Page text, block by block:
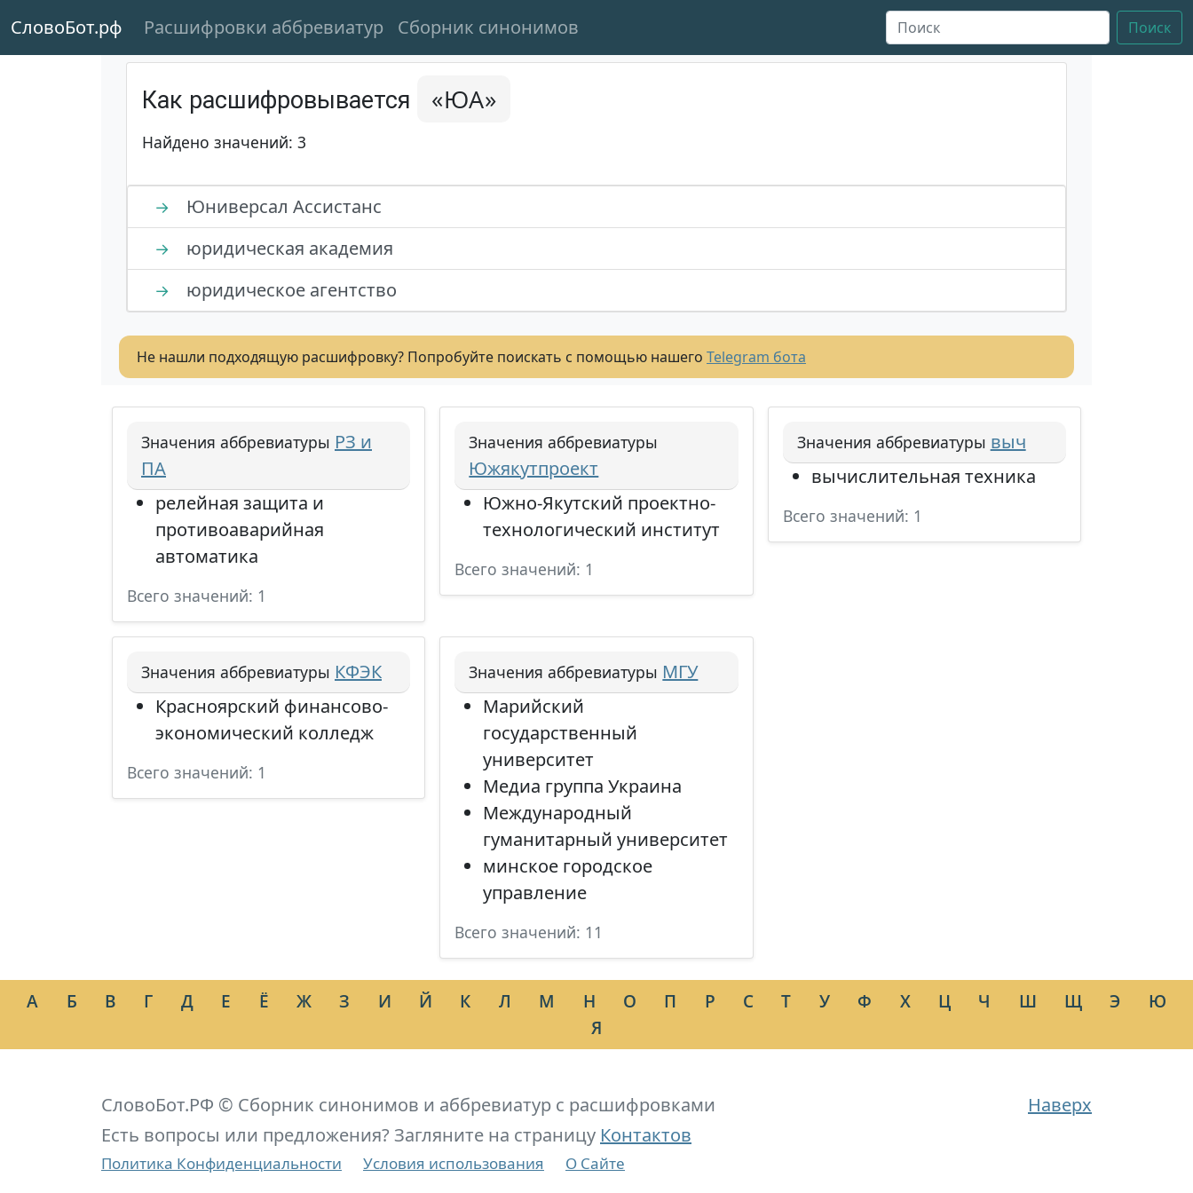
СловоБот.рф Расшифровки аббревиатур Сборник синонимов Поиск
Как расшифровывается «ЮА»
Найдено значений: 3
→ Юниверсал Ассистанс
→ юридическая академия
→ юридическое агентство
Не нашли подходящую расшифровку? Попробуйте поискать с помощью нашего Telegram бота
Значения аббревиатуры РЗ и
ПА
релейная защита и
противоаварийная
автоматика
Всего значений: 1
Значения аббревиатуры
Южякутпроект
Южно-Якутский проектно-
технологический институт
Всего значений: 1
Значения аббревиатуры выч
вычислительная техника
Всего значений: 1
Значения аббревиатуры КФЭК
Красноярский финансово-
экономический колледж
Всего значений: 1
Значения аббревиатуры МГУ
Марийский
государственный
университет
Медиа группа Украина
Международный
гуманитарный университет
минское городское
управление
Всего значений: 11
А Б В Г Д Е Ё Ж З И Й К Л М Н О П Р С Т У Ф Х Ц Ч Ш Щ Э
Ю
Я
Наверх
СловоБот.РФ © Сборник синонимов и аббревиатур с расшифровками
Есть вопросы или предложения? Загляните на страницу Контактов
Политика Конфиденциальности Условия использования О Сайте